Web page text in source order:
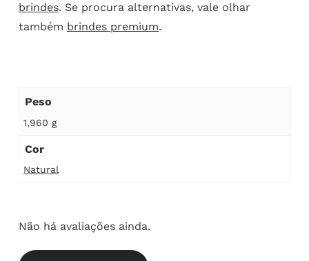
brindes. Se procura alternativas, vale olhar
também brindes premium.
Peso
1,960 g
Cor
Natural
Não há avaliações ainda.